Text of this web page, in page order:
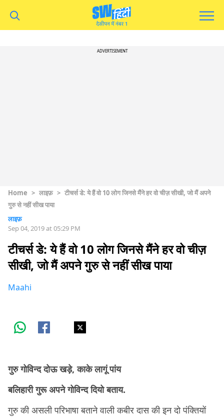
ADVERTISEMENT
Home > लाइफ़ > टीचर्स डे: ये हैं वो 10 लोग जिनसे मैंने हर वो चीज़ सीखी, जो मैं अपने
गुरु से नहीं सीख पाया
लाइफ़
Sep 04, 2019 at 05:29 PM
टीचर्स डे: ये हैं वो 10 लोग जिनसे मैंने हर वो चीज़
सीखी, जो मैं अपने गुरु से नहीं सीख पाया
Maahi
गुरु गोविन्द दोऊ खड़े, काके लागूं पांय
बलिहारी गुरू अपने गोविन्द दियो बताय.
गुरु की असली परिभाषा बताने वाली कबीर दास की इन दो पंक्तियों